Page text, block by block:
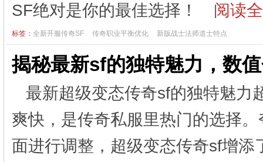
SF绝对是你的最佳选择！
阅读
标签： 全新开服传奇SF 传奇职业平衡优化 新版战士法师道士特点
揭秘最新sf的独特魅力，数
最新超级变态传奇sf的独特魅力
爽快，是传奇私服里热门的选择
面进行调整，超级变态传奇sf增